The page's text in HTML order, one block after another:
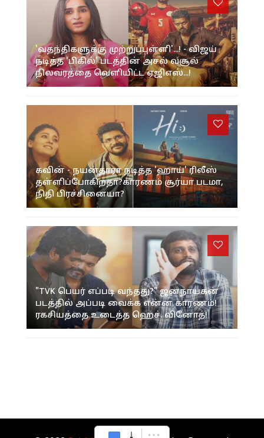
'வதந்திகளுக்கு முற்றுப்புள்ளி'...! - விஜய்
நடித்த 'பிகில்' படத்தின் அசல் வசூல்
நிலவரத்தை வெளியிட்ட ஏஜிஎஸ்...!
கவின் - நயன்தாரா நடித்த 'ஹாய்' ரிலீஸ்
தள்ளிப்போகிறதா?காரணம் சூர்யா படமா,
நிதி பிரச்சினையா?
"TVK பெயர் எப்படி வந்தது?" ஜனநாயகன்
படத்தில் அப்படி வைக்க என்ன காரணம்!
ரகசியத்தை உடைத்த ஹெச். வினோத்!